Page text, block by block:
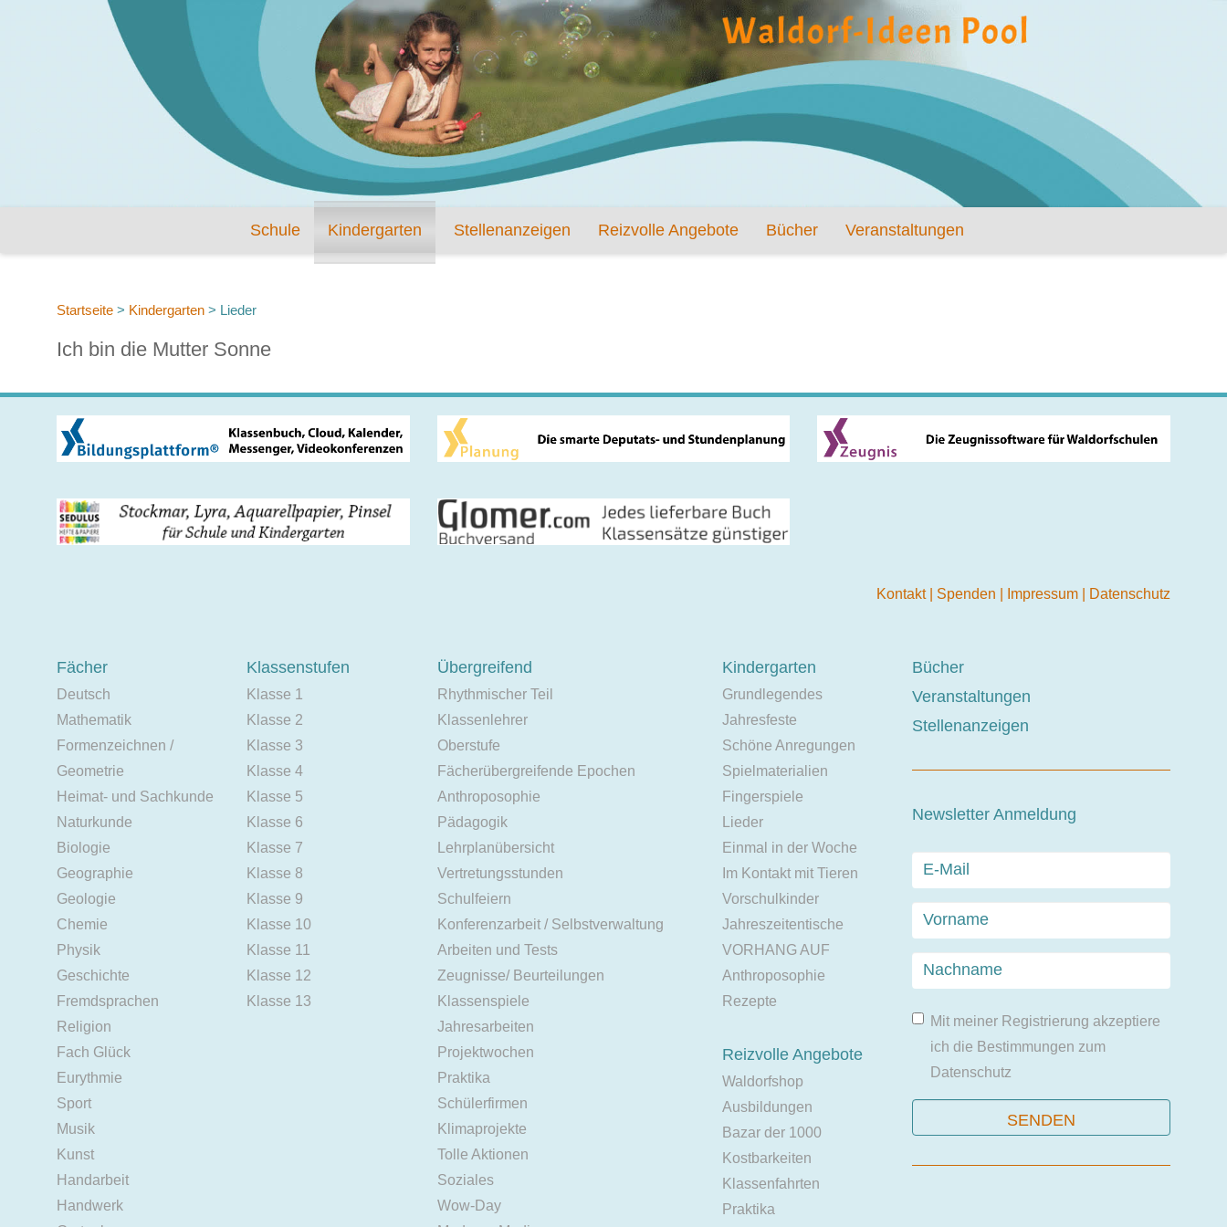
Schule Kindergarten Stellenanzeigen Reizvolle Angebote Bücher Veranstaltungen
Startseite > Kindergarten > Lieder
Ich bin die Mutter Sonne
Kontakt Spenden Impressum Datenschutz
Fächer
Deutsch
Mathematik
Formenzeichnen /
Geometrie
Heimat- und Sachkunde
Naturkunde
Biologie
Geographie
Geologie
Chemie
Physik
Geschichte
Fremdsprachen
Religion
Fach Glück
Eurythmie
Sport
Musik
Kunst
Handarbeit
Handwerk
Klassenstufen
Klasse 1
Klasse 2
Klasse 3
Klasse 4
Klasse 5
Klasse 6
Klasse 7
Klasse 8
Klasse 9
Klasse 10
Klasse 11
Klasse 12
Klasse 13
Übergreifend
Rhythmischer Teil
Klassenlehrer
Oberstufe
Fächerübergreifende Epochen
Anthroposophie
Pädagogik
Lehrplanübersicht
Vertretungsstunden
Schulfeiern
Konferenzarbeit / Selbstverwaltung
Arbeiten und Tests
Zeugnisse/ Beurteilungen
Klassenspiele
Jahresarbeiten
Projektwochen
Praktika
Schülerfirmen
Klimaprojekte
Tolle Aktionen
Soziales
Wow-Day
Kindergarten
Grundlegendes
Jahresfeste
Schöne Anregungen
Spielmaterialien
Fingerspiele
Lieder
Einmal in der Woche
Im Kontakt mit Tieren
Vorschulkinder
Jahreszeitentische
VORHANG AUF
Anthroposophie
Rezepte
Reizvolle Angebote
Waldorfshop
Ausbildungen
Bazar der 1000
Kostbarkeiten
Klassenfahrten
Praktika
Bücher
Veranstaltungen
Stellenanzeigen
Newsletter Anmeldung
Mit meiner Registrierung akzeptiere
ich die Bestimmungen zum
Datenschutz